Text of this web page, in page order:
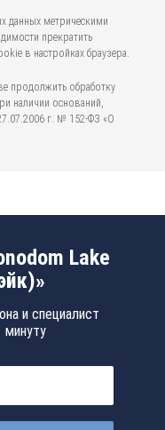
данных метрическими
прекратить
в настройках браузера.
продолжить обработку
наличии оснований,
г. № 152-ФЗ «О
Lake
и специалист
минуту